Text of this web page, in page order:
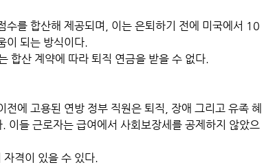
수를 합산해 제공되며, 이는 은퇴하기 전에 미국에서 10
이 되는 방식이다.
합산 계약에 따라 퇴직 연금을 받을 수 없다.
에 고용된 연방 정부 직원은 퇴직, 장애 그리고 유족 혜
이들 근로자는 급여에서 사회보장세를 공제하지 않았으
격이 있을 수 있다.